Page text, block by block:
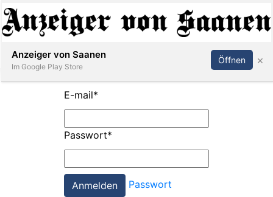
Abonnieren Anmelden
E-mail*
Passwort*
Passwort
Anzeiger von Saanen
Im Google Play Store
Öffnen ×